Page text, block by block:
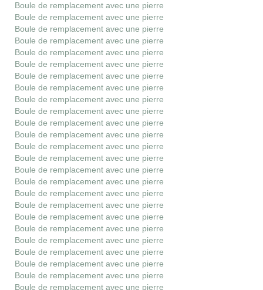
Boule de remplacement avec une pierre
Boule de remplacement avec une pierre
Boule de remplacement avec une pierre
Boule de remplacement avec une pierre
Boule de remplacement avec une pierre
Boule de remplacement avec une pierre
Boule de remplacement avec une pierre
Boule de remplacement avec une pierre
Boule de remplacement avec une pierre
Boule de remplacement avec une pierre
Boule de remplacement avec une pierre
Boule de remplacement avec une pierre
Boule de remplacement avec une pierre
Boule de remplacement avec une pierre
Boule de remplacement avec une pierre
Boule de remplacement avec une pierre
Boule de remplacement avec une pierre
Boule de remplacement avec une pierre
Boule de remplacement avec une pierre
Boule de remplacement avec une pierre
Boule de remplacement avec une pierre
Boule de remplacement avec une pierre
Boule de remplacement avec une pierre
Boule de remplacement avec une pierre
Boule de remplacement avec une pierre